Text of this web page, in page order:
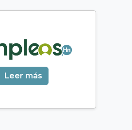
Leer más